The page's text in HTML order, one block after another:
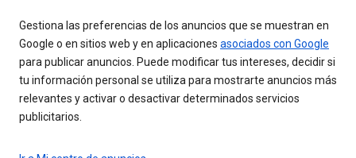
Gestiona las preferencias de los anuncios que se muestran en
Google o en sitios web y en aplicaciones asociados con Google
para publicar anuncios. Puede modificar tus intereses, decidir si
tu información personal se utiliza para mostrarte anuncios más
relevantes y activar o desactivar determinados servicios
publicitarios.